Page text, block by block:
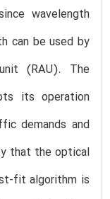
wavelength
can be used by
(RAU). The
its operation
demands and
that the optical
fit algorithm is